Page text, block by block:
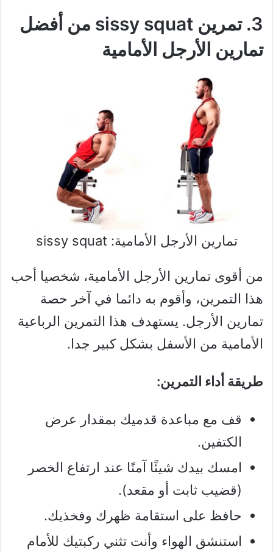
3. تمرين sissy squat من أفضل
تمارين الأرجل الأمامية
تمارين الأرجل الأمامية: sissy squat
من أقوى تمارين الأرجل الأمامية، شخصيا أحب
هذا التمرين، وأقوم به دائما في آخر حصة
تمارين الأرجل. يستهدف هذا التمرين الرباعية
الأمامية من الأسفل بشكل كبير جدا.
طريقة أداء التمرين:
قف مع مباعدة قدميك بمقدار عرض
الكتفين.
امسك بيدك شيئًا آمنًا عند ارتفاع الخصر
(قضيب ثابت أو مقعد).
حافظ على استقامة ظهرك وفخذيك.
استنشق الهواء وأنت تثني ركبتيك للأمام